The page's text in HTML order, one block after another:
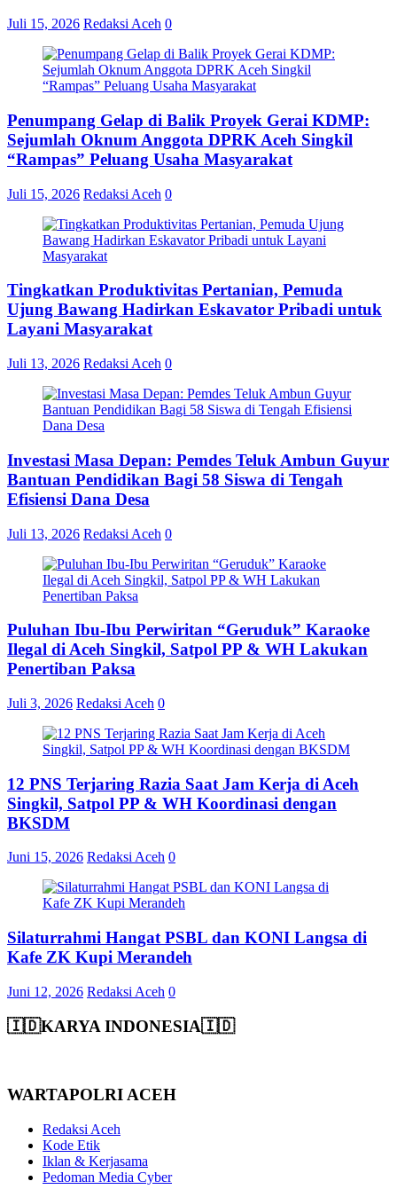
Juli 15, 2026 Redaksi Aceh 0
Penumpang Gelap di Balik Proyek Gerai KDMP:
Sejumlah Oknum Anggota DPRK Aceh Singkil
“Rampas” Peluang Usaha Masyarakat
Juli 15, 2026 Redaksi Aceh 0
Tingkatkan Produktivitas Pertanian, Pemuda
Ujung Bawang Hadirkan Eskavator Pribadi untuk
Layani Masyarakat
Juli 13, 2026 Redaksi Aceh 0
Investasi Masa Depan: Pemdes Teluk Ambun Guyur
Bantuan Pendidikan Bagi 58 Siswa di Tengah
Efisiensi Dana Desa
Juli 13, 2026 Redaksi Aceh 0
Puluhan Ibu-Ibu Perwiritan “Geruduk” Karaoke
Ilegal di Aceh Singkil, Satpol PP & WH Lakukan
Penertiban Paksa
Juli 3, 2026 Redaksi Aceh 0
12 PNS Terjaring Razia Saat Jam Kerja di Aceh
Singkil, Satpol PP & WH Koordinasi dengan
BKSDM
Juni 15, 2026 Redaksi Aceh 0
Silaturrahmi Hangat PSBL dan KONI Langsa di
Kafe ZK Kupi Merandeh
Juni 12, 2026 Redaksi Aceh 0
🇮🇩KARYA INDONESIA🇮🇩
WARTAPOLRI ACEH
Redaksi Aceh
Kode Etik
Iklan & Kerjasama
Pedoman Media Cyber